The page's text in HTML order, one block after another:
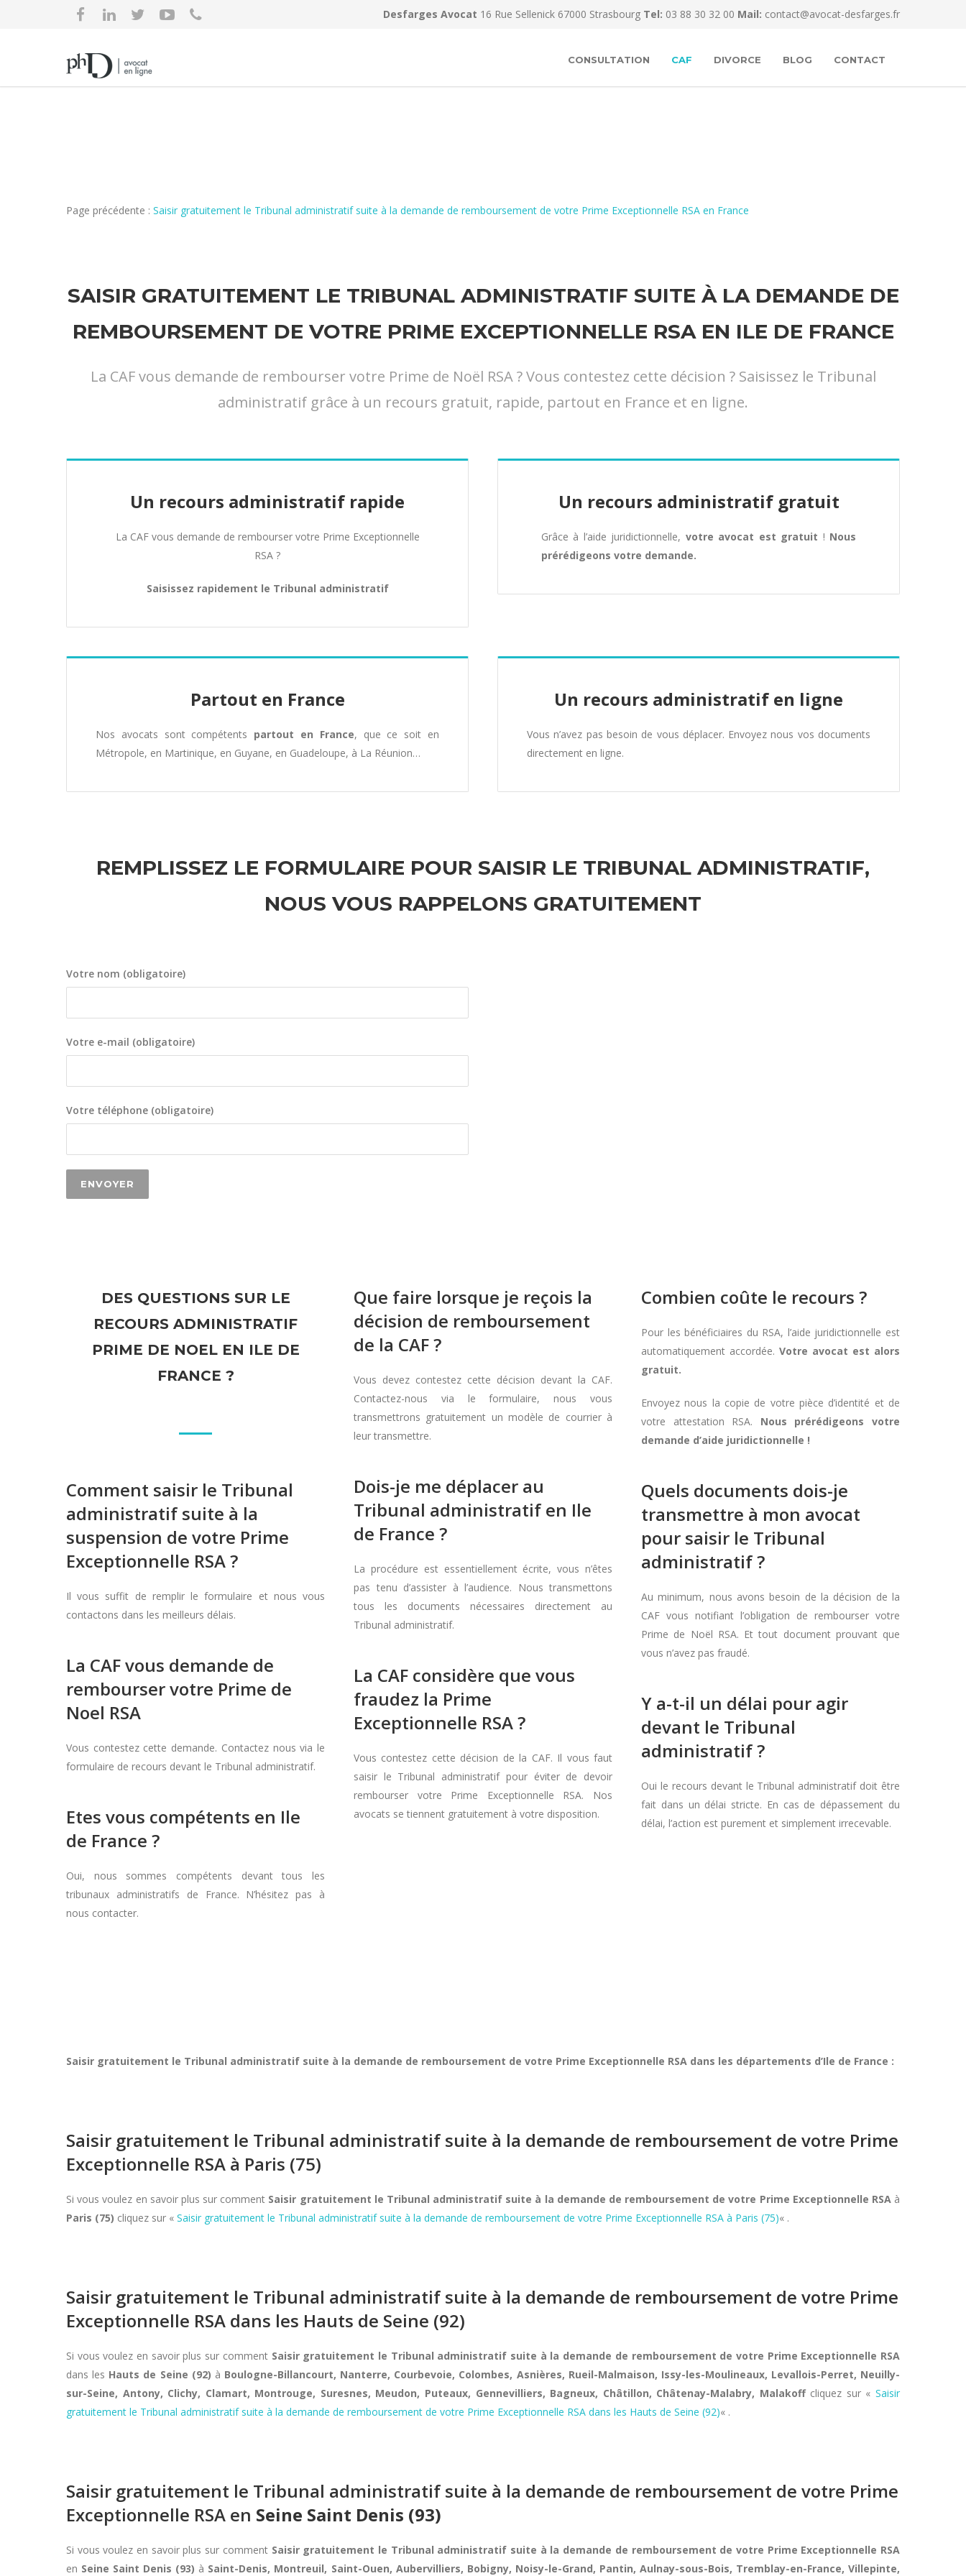
Desfarges Avocat 16 Rue Sellenick 67000 Strasbourg Tel: 03 88 30 32 00 Mail: contact@avocat-desfarges.fr
CONSULTATION CAF DIVORCE BLOG CONTACT
Page précédente : Saisir gratuitement le Tribunal administratif suite à la demande de remboursement de votre Prime Exceptionnelle RSA en France
SAISIR GRATUITEMENT LE TRIBUNAL ADMINISTRATIF SUITE À LA DEMANDE DE
REMBOURSEMENT DE VOTRE PRIME EXCEPTIONNELLE RSA EN ILE DE FRANCE
La CAF vous demande de rembourser votre Prime de Noël RSA ? Vous contestez cette décision ? Saisissez le Tribunal
administratif grâce à un recours gratuit, rapide, partout en France et en ligne.
Un recours administratif rapide
La CAF vous demande de rembourser votre Prime Exceptionnelle
RSA ?
Saisissez rapidement le Tribunal administratif
Un recours administratif gratuit
Grâce à l’aide juridictionnelle, votre avocat est gratuit ! Nous
prérédigeons votre demande.
Partout en France
Nos avocats sont compétents partout en France, que ce soit en
Métropole, en Martinique, en Guyane, en Guadeloupe, à La Réunion…
Un recours administratif en ligne
Vous n’avez pas besoin de vous déplacer. Envoyez nous vos documents
directement en ligne.
REMPLISSEZ LE FORMULAIRE POUR SAISIR LE TRIBUNAL ADMINISTRATIF,
NOUS VOUS RAPPELONS GRATUITEMENT
Votre nom (obligatoire)
Votre e-mail (obligatoire)
Votre téléphone (obligatoire)
DES QUESTIONS SUR LE
RECOURS ADMINISTRATIF
PRIME DE NOEL EN ILE DE
FRANCE ?
Comment saisir le Tribunal
administratif suite à la
suspension de votre Prime
Exceptionnelle RSA ?
Il vous suffit de remplir le formulaire et nous vous
contactons dans les meilleurs délais.
La CAF vous demande de
rembourser votre Prime de
Noel RSA
Vous contestez cette demande. Contactez nous via le
formulaire de recours devant le Tribunal administratif.
Etes vous compétents en Ile
de France ?
Oui, nous sommes compétents devant tous les
tribunaux administratifs de France. N’hésitez pas à
nous contacter.
Que faire lorsque je reçois la
décision de remboursement
de la CAF ?
Vous devez contestez cette décision devant la CAF.
Contactez-nous via le formulaire, nous vous
transmettrons gratuitement un modèle de courrier à
leur transmettre.
Dois-je me déplacer au
Tribunal administratif en Ile
de France ?
La procédure est essentiellement écrite, vous n’êtes
pas tenu d’assister à l’audience. Nous transmettons
tous les documents nécessaires directement au
Tribunal administratif.
La CAF considère que vous
fraudez la Prime
Exceptionnelle RSA ?
Vous contestez cette décision de la CAF. Il vous faut
saisir le Tribunal administratif pour éviter de devoir
rembourser votre Prime Exceptionnelle RSA. Nos
avocats se tiennent gratuitement à votre disposition.
Combien coûte le recours ?
Pour les bénéficiaires du RSA, l’aide juridictionnelle est
automatiquement accordée. Votre avocat est alors
gratuit.
Envoyez nous la copie de votre pièce d’identité et de
votre attestation RSA. Nous prérédigeons votre
demande d’aide juridictionnelle !
Quels documents dois-je
transmettre à mon avocat
pour saisir le Tribunal
administratif ?
Au minimum, nous avons besoin de la décision de la
CAF vous notifiant l’obligation de rembourser votre
Prime de Noël RSA. Et tout document prouvant que
vous n’avez pas fraudé.
Y a-t-il un délai pour agir
devant le Tribunal
administratif ?
Oui le recours devant le Tribunal administratif doit être
fait dans un délai stricte. En cas de dépassement du
délai, l’action est purement et simplement irrecevable.
Saisir gratuitement le Tribunal administratif suite à la demande de remboursement de votre Prime Exceptionnelle RSA dans les départements d’Ile de France :
Saisir gratuitement le Tribunal administratif suite à la demande de remboursement de votre Prime
Exceptionnelle RSA à Paris (75)
Si vous voulez en savoir plus sur comment Saisir gratuitement le Tribunal administratif suite à la demande de remboursement de votre Prime Exceptionnelle RSAà
Paris (75) cliquez sur « Saisir gratuitement le Tribunal administratif suite à la demande de remboursement de votre Prime Exceptionnelle RSA à Paris (75)« .
Saisir gratuitement le Tribunal administratif suite à la demande de remboursement de votre Prime
Exceptionnelle RSA dans les Hauts de Seine (92)
Si vous voulez en savoir plus sur comment Saisir gratuitement le Tribunal administratif suite à la demande de remboursement de votre Prime Exceptionnelle RSA
dans les Hauts de Seine (92) à Boulogne-Billancourt, Nanterre, Courbevoie, Colombes, Asnières, Rueil-Malmaison, Issy-les-Moulineaux, Levallois-Perret, Neuilly-
sur-Seine, Antony, Clichy, Clamart, Montrouge, Suresnes, Meudon, Puteaux, Gennevilliers, Bagneux, Châtillon, Châtenay-Malabry, Malakoffcliquez sur « Saisir
gratuitement le Tribunal administratif suite à la demande de remboursement de votre Prime Exceptionnelle RSA dans les Hauts de Seine (92)« .
Saisir gratuitement le Tribunal administratif suite à la demande de remboursement de votre Prime
Exceptionnelle RSA en Seine Saint Denis (93)
Si vous voulez en savoir plus sur comment Saisir gratuitement le Tribunal administratif suite à la demande de remboursement de votre Prime Exceptionnelle RSA
en Seine Saint Denis (93) à Saint-Denis, Montreuil, Saint-Ouen, Aubervilliers, Bobigny, Noisy-le-Grand, Pantin, Aulnay-sous-Bois, Tremblay-en-France, Villepinte,